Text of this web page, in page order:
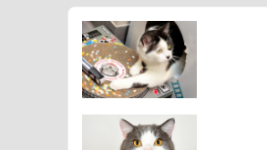
ARISTIDE Accueille Son
1000ème Guest